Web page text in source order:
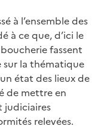
à l’ensemble des
à ce que, d’ici le
fassent
sur la thématique
état des lieux de
de mettre en
judiciaires
relevées.